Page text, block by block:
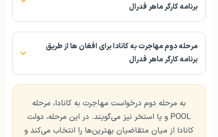
برنامه‌ کارگر ماهر فدرال
مرحله‌ دوم مهاجرت به کانادا برای افغان ها از طریق
برنامه‌ کارگر ماهر فدرال
به مرحله‌ دوم درخواست مهاجرت به کانادا، مرحله‌
POOL و یا استخر نیز می‌گویند. در این مرحله، دولت
کانادا از میان متقاضیان بهترین‌ها را انتخاب می‌کند و